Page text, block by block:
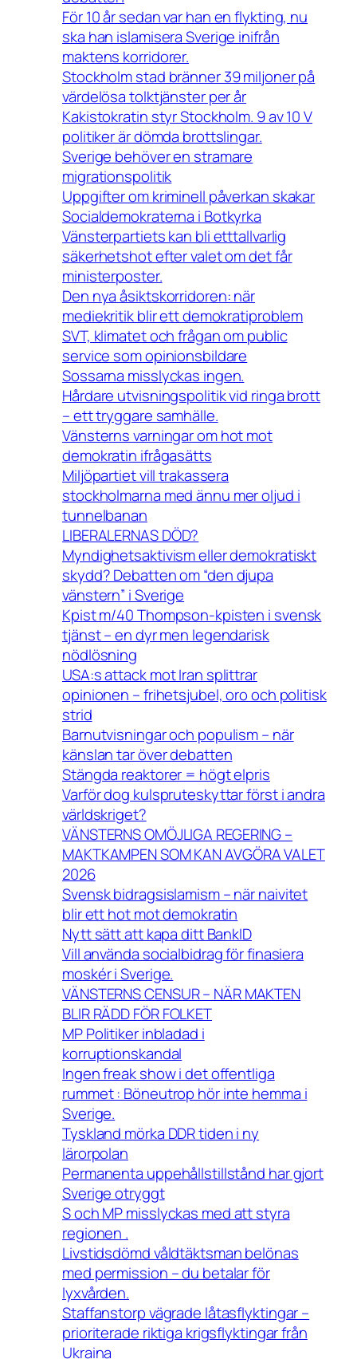
För 10 år sedan var han en flykting, nu
ska han islamisera Sverige inifrån
maktens korridorer.
Stockholm stad bränner 39 miljoner på
värdelösa tolktjänster per år
Kakistokratin styr Stockholm. 9 av 10 V
politiker är dömda brottslingar.
Sverige behöver en stramare
migrationspolitik
Uppgifter om kriminell påverkan skakar
Socialdemokraterna i Botkyrka
Vänsterpartiets kan bli etttallvarlig
säkerhetshot efter valet om det får
ministerposter.
Den nya åsiktskorridoren: när
mediekritik blir ett demokratiproblem
SVT, klimatet och frågan om public
service som opinionsbildare
Sossarna misslyckas ingen.
Hårdare utvisningspolitik vid ringa brott
– ett tryggare samhälle.
Vänsterns varningar om hot mot
demokratin ifrågasätts
Miljöpartiet vill trakassera
stockholmarna med ännu mer oljud i
tunnelbanan
LIBERALERNAS DÖD?
Myndighetsaktivism eller demokratiskt
skydd? Debatten om “den djupa
vänstern” i Sverige
Kpist m/40 Thompson-kpisten i svensk
tjänst – en dyr men legendarisk
nödlösning
USA:s attack mot Iran splittrar
opinionen – frihetsjubel, oro och politisk
strid
Barnutvisningar och populism – när
känslan tar över debatten
Stängda reaktorer = högt elpris
Varför dog kulspruteskyttar först i andra
världskriget?
VÄNSTERNS OMÖJLIGA REGERING –
MAKTKAMPEN SOM KAN AVGÖRA VALET
2026
Svensk bidragsislamism – när naivitet
blir ett hot mot demokratin
Nytt sätt att kapa ditt BankID
Vill använda socialbidrag för finasiera
moskér i Sverige.
VÄNSTERNS CENSUR – NÄR MAKTEN
BLIR RÄDD FÖR FOLKET
MP Politiker inbladad i
korruptionskandal
Ingen freak show i det offentliga
rummet : Böneutrop hör inte hemma i
Sverige.
Tyskland mörka DDR tiden i ny
lärorpolan
Permanenta uppehållstillstånd har gjort
Sverige otryggt
S och MP misslyckas med att styra
regionen .
Livstidsdömd våldtäktsman belönas
med permission – du betalar för
lyxvården.
Staffanstorp vägrade låtasflyktingar –
prioriterade riktiga krigsflyktingar från
Ukraina